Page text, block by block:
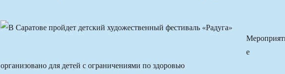
е
организовано для детей с ограничениями по здоровью